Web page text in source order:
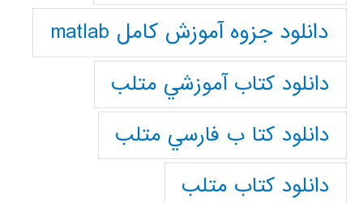
دانلود جزوه آموزش کامل matlab
دانلود كتاب آموزشي متلب
دانلود كتا ب فارسي متلب
دانلود كتاب متلب